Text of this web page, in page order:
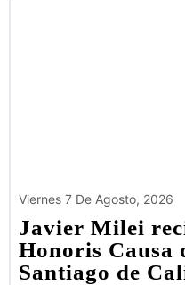
Viernes 7 De Agosto, 2026
Javier Milei
Honoris Causa
Santiago de